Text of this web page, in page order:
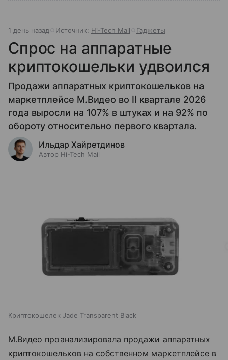
1 день назад Источник: Hi-Tech Mail Гаджеты
Спрос на аппаратные
криптокошельки удвоился
Продажи аппаратных криптокошельков на
маркетплейсе М.Видео во II квартале 2026
года выросли на 107% в штуках и на 92% по
обороту относительно первого квартала.
Ильдар Хайретдинов
Автор Hi-Tech Mail
Криптокошелек Jade Transparent Black
М.Видео проанализировала продажи аппаратных
криптокошельков на собственном маркетплейсе в